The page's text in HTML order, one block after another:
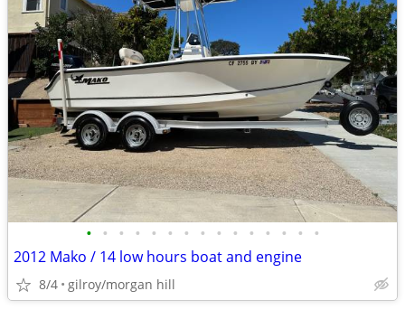
• • • • • • • • • • • • • • •
2012 Mako / 14 low hours boat and engine
8/4 gilroy/morgan hill